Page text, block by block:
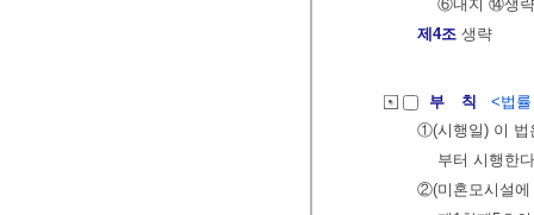
⑥내지 ⑭생략
제4조 생략
부 칙
<법
①(시행일) 이 법
부터 시행한
②(미혼모시설에